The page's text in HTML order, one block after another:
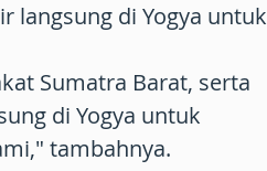
langsung di Yogya untuk
Sumatra Barat, serta
di Yogya untuk
tambahnya.